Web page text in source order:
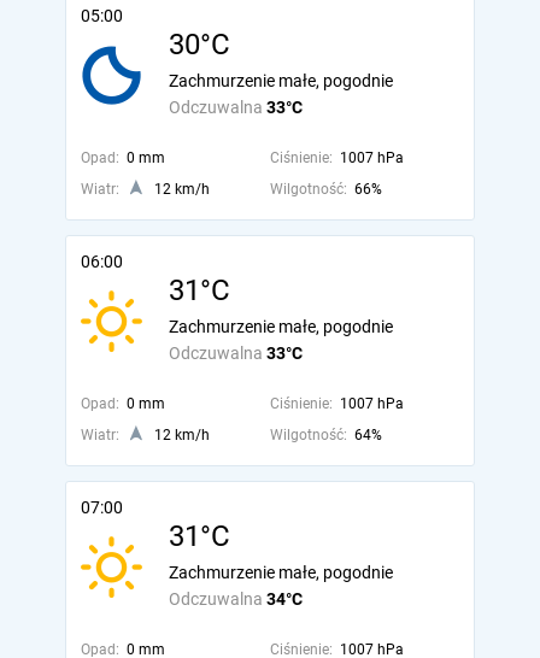
05:00
30°C
Odczuwalna 33°C
Zachmurzenie małe, pogodnie
Opad: 0 mm Ciśnienie: 1007 hPa
Wiatr:
12 km/h Wilgotność: 66%
06:00
31°C
Odczuwalna 33°C
Zachmurzenie małe, pogodnie
Opad: 0 mm Ciśnienie: 1007 hPa
Wiatr:
12 km/h Wilgotność: 64%
07:00
31°C
Odczuwalna 34°C
Zachmurzenie małe, pogodnie
Opad: 0 mm Ciśnienie: 1007 hPa